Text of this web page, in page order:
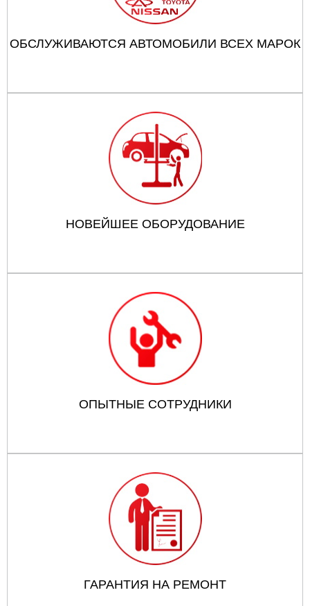
ОБСЛУЖИВАЮТСЯ АВТОМОБИЛИ ВСЕХ МАРОК
НОВЕЙШЕЕ ОБОРУДОВАНИЕ
ОПЫТНЫЕ СОТРУДНИКИ
ГАРАНТИЯ НА РЕМОНТ